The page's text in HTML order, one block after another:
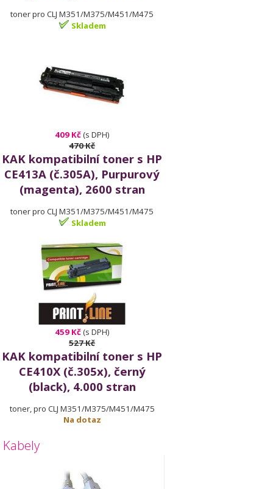
toner pro CLJ M351/M375/M451/M475
Skladem
409 Kč(s DPH)
470 Kč
KAK kompatibilní toner s HP
CE413A (č.305A), Purpurový
(magenta), 2600 stran
toner pro CLJ M351/M375/M451/M475
Skladem
459 Kč(s DPH)
527 Kč
KAK kompatibilní toner s HP
CE410X (č.305x), černý
(black), 4.000 stran
toner, pro CLJ M351/M375/M451/M475
Na dotaz
Kabely